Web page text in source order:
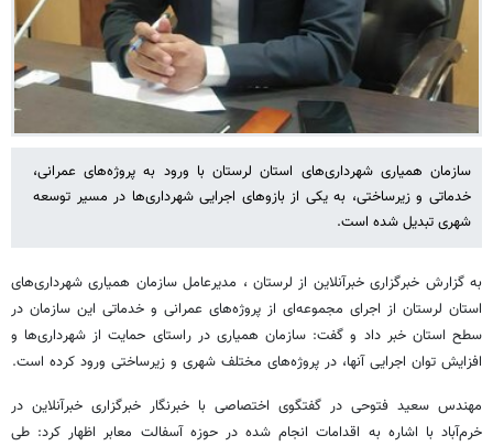
سازمان همیاری شهرداری‌های استان لرستان با ورود به پروژه‌های عمرانی،
خدماتی و زیرساختی، به یکی از بازوهای اجرایی شهرداری‌ها در مسیر توسعه
شهری تبدیل شده است.
به گزارش خبرگزاری خبرآنلاین از لرستان ، مدیرعامل سازمان همیاری شهرداری‌های
استان لرستان از اجرای مجموعه‌ای از پروژه‌های عمرانی و خدماتی این سازمان در
سطح استان خبر داد و گفت: سازمان همیاری در راستای حمایت از شهرداری‌ها و
افزایش توان اجرایی آنها، در پروژه‌های مختلف شهری و زیرساختی ورود کرده است.
مهندس سعید فتوحی در گفتگوی اختصاصی با خبرنگار خبرگزاری خبرآنلاین در
خرم‌آباد با اشاره به اقدامات انجام شده در حوزه آسفالت معابر اظهار کرد: طی